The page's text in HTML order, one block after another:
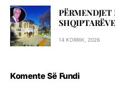
14 KORRIK, 2026
Komente Së Fundi